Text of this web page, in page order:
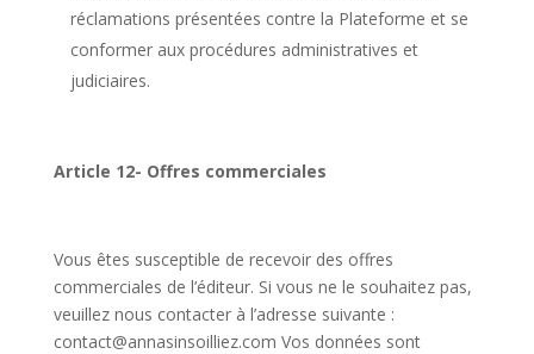
réclamations présentées contre la Plateforme et se
conformer aux procédures administratives et
judiciaires.
Article 12- Offres commerciales
Vous êtes susceptible de recevoir des offres
commerciales de l’éditeur. Si vous ne le souhaitez pas,
veuillez nous contacter à l’adresse suivante :
contact@annasinsoilliez.com Vos données sont